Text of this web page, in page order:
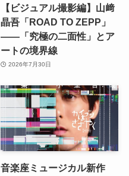
【ビジュアル撮影編】山﨑
晶吾「ROAD TO ZEPP」
――「究極の二面性」とア
ートの境界線
2026年7月30日
音楽座ミュージカル新作